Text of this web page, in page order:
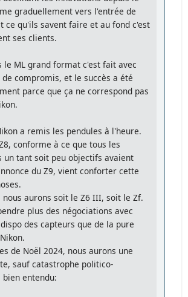
graduellement vers l'entrée de
ce qu'ils savent faire et au fond c'est
ses clients.
le ML grand format c'est fait avec
compromis, et le succès a été
parce que ça ne correspond pas
a remis les pendules à l'heure.
conforme à ce que tous les
un tant soit peu objectifs avaient
du Z9, vient conforter cette
nous aurons soit le Z6 III, soit le Zf.
plus des négociations avec
des capteurs que de la pure
de Noël 2024, nous aurons une
sauf catastrophe politico-
entendu: